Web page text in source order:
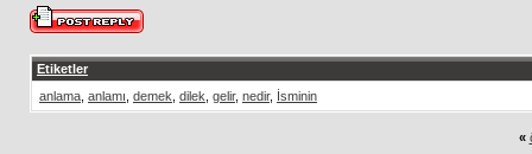
Etiketler
anlama anlamı demek dilek gelir, nedir, İsminin
«